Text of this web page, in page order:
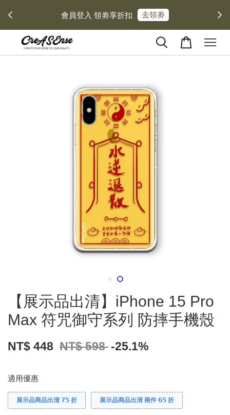
會員登入 領劵享折扣 去領劵
【展示品出清】iPhone 15 Pro
Max 符咒御守系列 防摔手機殼
NT$ 448 NT$ 598 -25.1%
適用優惠
展示品商品出清 𝟳𝟱 折 展示品商品出清 兩件 𝟲𝟱 折